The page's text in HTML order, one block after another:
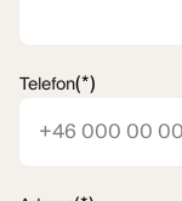
Telefon(*)